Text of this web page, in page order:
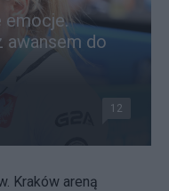
emocje.
awansem do
12
Kraków areną